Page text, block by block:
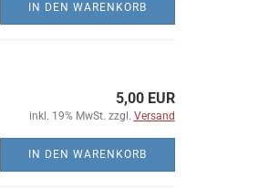
IN DEN WARENKORB
5,00 EUR
inkl. 19% MwSt. zzgl. Versand
IN DEN WARENKORB